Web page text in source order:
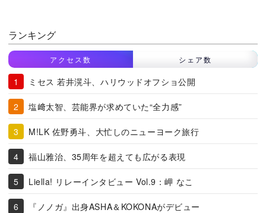
ランキング
アクセス数 シェア数
ミセス 若井滉斗、ハリウッドオフショ公開
塩﨑太智、芸能界が求めていた“全力感”
M!LK 佐野勇斗、大忙しのニューヨーク旅行
福山雅治、35周年を超えても広がる表現
Liella! リレーインタビュー Vol.9：岬 なこ
『ノノガ』出身ASHA＆KOKONAがデビュー